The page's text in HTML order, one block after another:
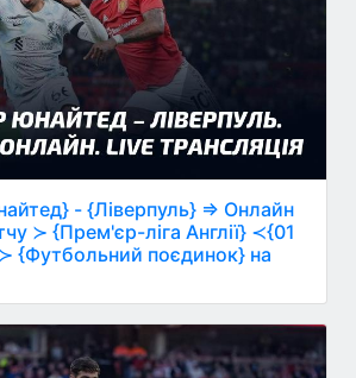
- {Ліверпуль} ⇒ Онлайн
≻ {Прем'єр-ліга Англії} ≺{01
{Футбольний поєдинок} на